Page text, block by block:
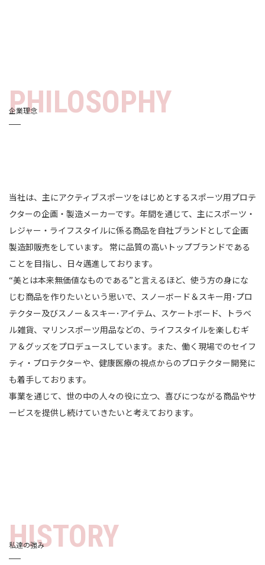
PHILOSOPHY
企業理念
当社は、主にアクティブスポーツをはじめとするスポーツ用プロテ
クターの企画・製造メーカーです。年間を通じて、主にスポーツ・
レジャー・ライフスタイルに係る商品を自社ブランドとして企画
製造卸販売をしています。 常に品質の高いトップブランドである
ことを目指し、日々邁進しております。
“美とは本来無価値なものである”と言えるほど、使う方の身にな
じむ商品を作りたいという思いで、スノーボード＆スキー用･プロ
テクター及びスノー＆スキー･アイテム、スケートボード、トラベ
ル雑貨、マリンスポーツ用品などの、ライフスタイルを楽しむギ
ア＆グッズをプロデュースしています。また、働く現場でのセイフ
ティ・プロテクターや、健康医療の視点からのプロテクター開発に
も着手しております。
事業を通じて、世の中の人々の役に立つ、喜びにつながる商品やサ
ービスを提供し続けていきたいと考えております。
HISTORY
私達の強み